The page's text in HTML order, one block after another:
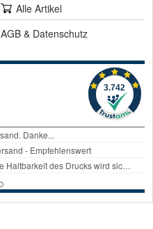
Alle Artikel
AGB & Datenschutz